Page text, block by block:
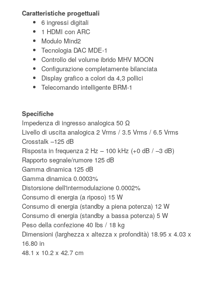
Caratteristiche progettuali
6 ingressi digitali
1 HDMI con ARC
Modulo Mind2
Tecnologia DAC MDE-1
Controllo del volume ibrido MHV MOON
Configurazione completamente bilanciata
Display grafico a colori da 4,3 pollici
Telecomando intelligente BRM-1
Specifiche
Impedenza di ingresso analogica 50 Ω
Livello di uscita analogica 2 Vrms / 3.5 Vrms / 6.5 Vrms
Crosstalk –125 dB
Risposta in frequenza 2 Hz – 100 kHz (+0 dB / –3 dB)
Rapporto segnale/rumore 125 dB
Gamma dinamica 125 dB
Gamma dinamica 0.0003%
Distorsione dell'intermodulazione 0.0002%
Consumo di energia (a riposo) 15 W
Consumo di energia (standby a piena potenza) 12 W
Consumo di energia (standby a bassa potenza) 5 W
Peso della confezione 40 lbs / 18 kg
Dimensioni (larghezza x altezza x profondità) 18.95 x 4.03 x
16.80 in
48.1 x 10.2 x 42.7 cm